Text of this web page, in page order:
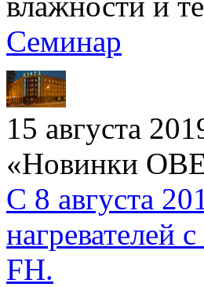
Семинар
15 августа
«Новинки
С 8 августа
нагревателей
FH.